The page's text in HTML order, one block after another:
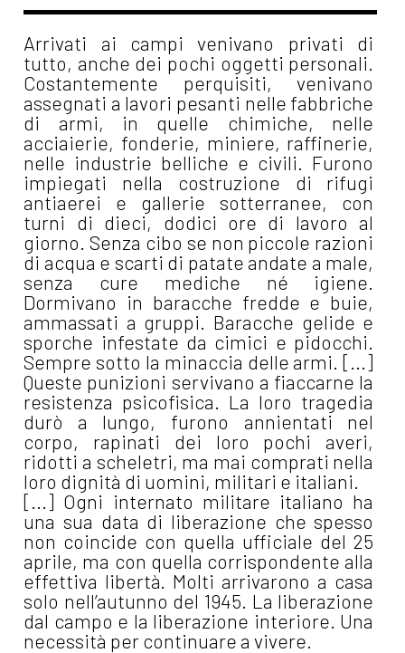
Arrivati ai campi venivano privati di
tutto, anche dei pochi oggetti personali.
Costantemente perquisiti, venivano
assegnati a lavori pesanti nelle fabbriche
di armi, in quelle chimiche, nelle
acciaierie, fonderie, miniere, raffinerie,
nelle industrie belliche e civili. Furono
impiegati nella costruzione di rifugi
antiaerei e gallerie sotterranee, con
turni di dieci, dodici ore di lavoro al
giorno. Senza cibo se non piccole razioni
di acqua e scarti di patate andate a male,
senza cure mediche né igiene.
Dormivano in baracche fredde e buie,
ammassati a gruppi. Baracche gelide e
sporche infestate da cimici e pidocchi.
Sempre sotto la minaccia delle armi. [...]
Queste punizioni servivano a fiaccarne la
resistenza psicofisica. La loro tragedia
durò a lungo, furono annientati nel
corpo, rapinati dei loro pochi averi,
ridotti a scheletri, ma mai comprati nella
loro dignità di uomini, militari e italiani.
[...] Ogni internato militare italiano ha
una sua data di liberazione che spesso
non coincide con quella ufficiale del 25
aprile, ma con quella corrispondente alla
effettiva libertà. Molti arrivarono a casa
solo nell’autunno del 1945. La liberazione
dal campo e la liberazione interiore. Una
necessità per continuare a vivere.